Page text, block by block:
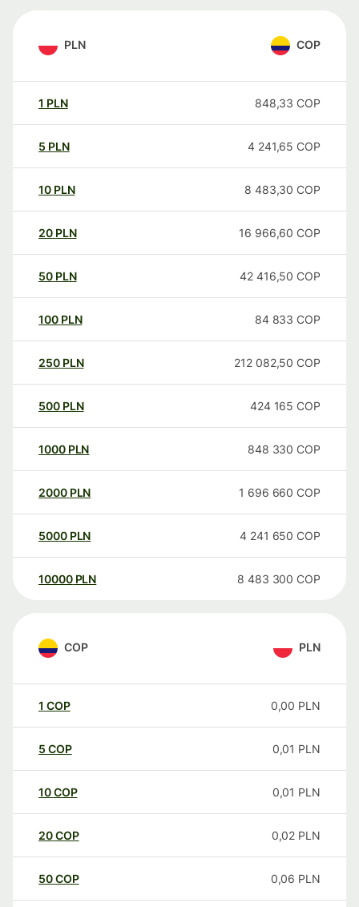
PLN COP
1 PLN 848,33 COP
5 PLN 4 241,65 COP
10 PLN 8 483,30 COP
20 PLN 16 966,60 COP
50 PLN 42 416,50 COP
100 PLN 84 833 COP
250 PLN 212 082,50 COP
500 PLN 424 165 COP
1000 PLN 848 330 COP
2000 PLN 1 696 660 COP
5000 PLN 4 241 650 COP
10000 PLN 8 483 300 COP
COP PLN
1 COP 0,00 PLN
5 COP 0,01 PLN
10COP 0,01 PLN
20COP 0,02 PLN
50COP 0,06 PLN